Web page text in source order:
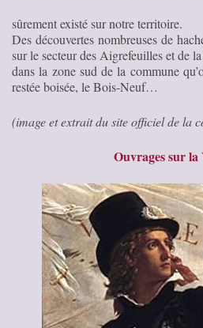
sûrement existé sur notre territoire.
Des découvertes nombreuses de
sur le secteur des Aigrefeuilles et de
dans la zone sud de la commune
restée boisée, le Bois-Neuf…
(image et extrait du site officiel de la
Ouvrages sur la